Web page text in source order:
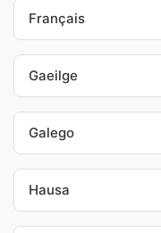
Français
Gaeilge
Galego
Hausa